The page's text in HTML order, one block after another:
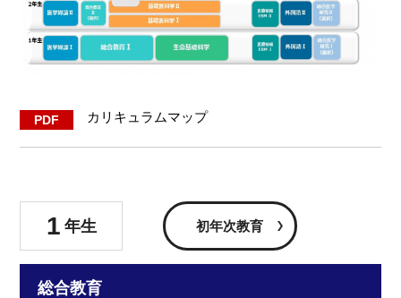
カリキュラムマップ
1 年生 初年次教育
総合教育